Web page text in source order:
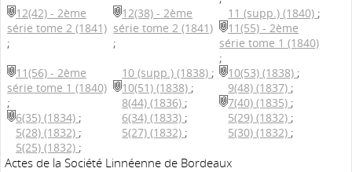
12(42) - 2ème
série tome 2 (1841)
;
12(38) - 2ème
série tome 2 (1841)
;
11 (supp.) (1840) ;
11(55) - 2ème
série tome 1 (1840)
;
11(56) - 2ème
série tome 1 (1840)
;
10 (supp.) (1838) ; 10(53) (1838) ;
10(51) (1838) ; 9(48) (1837) ;
8(44) (1836) ; 7(40) (1835) ;
6(35) (1834) ; 6(34) (1833) ; 5(29) (1832) ;
5(28) (1832) ; 5(27) (1832) ; 5(30) (1832) ;
5(25) (1832) ;
Actes de la Société Linnéenne de Bordeaux